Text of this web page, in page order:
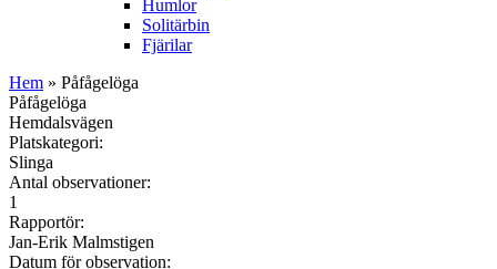
Humlor
Solitärbin
Fjärilar
Hem » Påfågelöga
Påfågelöga
Hemdalsvägen
Platskategori:
Slinga
Antal observationer:
1
Rapportör:
Jan-Erik Malmstigen
Datum för observation: